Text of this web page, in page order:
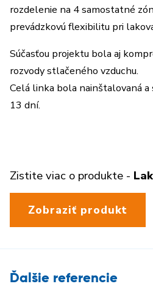
rozdelenie na 4 samostatné
prevádzkovú flexibilitu pri
Súčasťou projektu bola aj
rozvody stlačeného vzduchu.
Celá linka bola nainštalovaná a
13 dní.
Zistite viac o produkte -
Zobraziť produkt
Ďalšie referencie